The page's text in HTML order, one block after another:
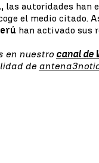
las autoridades han
el medio citado.
han activado sus
en nuestro canal de
de